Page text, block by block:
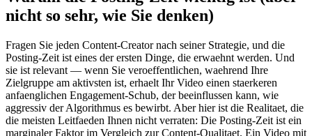
nicht so sehr, wie Sie denken)
Fragen Sie jeden Content-Creator nach seiner Strategie, und die
Posting-Zeit ist eines der ersten Dinge, die erwaehnt werden. Und
sie ist relevant — wenn Sie veroeffentlichen, waehrend Ihre
Zielgruppe am aktivsten ist, erhaelt Ihr Video einen staerkeren
anfaenglichen Engagement-Schub, der beeinflussen kann, wie
aggressiv der Algorithmus es bewirbt. Aber hier ist die Realitaet, die
die meisten Leitfaeden Ihnen nicht verraten: Die Posting-Zeit ist ein
marginaler Faktor im Vergleich zur Content-Qualitaet. Ein Video mit